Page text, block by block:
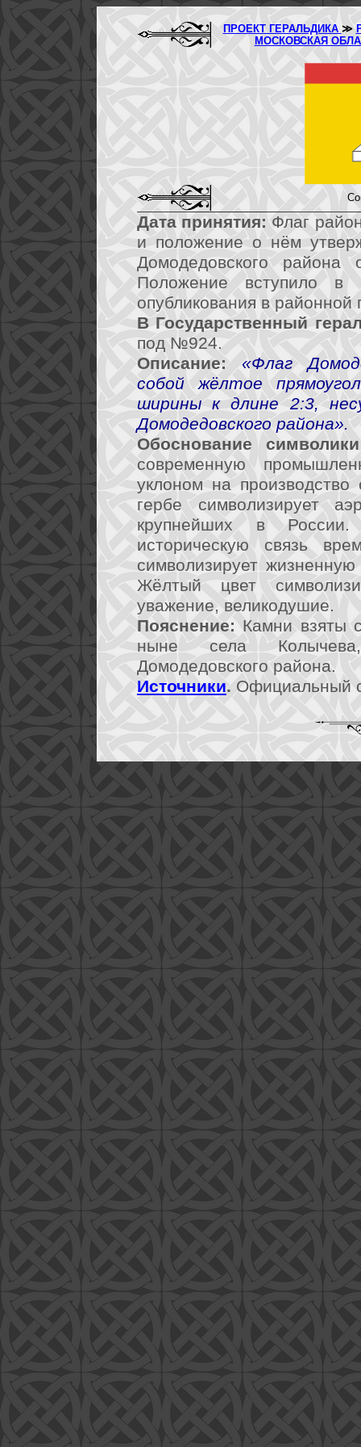
ПРОЕКТ ГЕРАЛЬДИКА ≫
МОСКОВСКАЯ
Дата принятия: Флаг
и положение о нём
Домодедовского
Положение вступило
опубликования в районной
В Государственный
под №924.
Описание:
«Флаг
собой жёлтое
ширины к длине 2:3,
Домодедовского района».
Обоснование
современную
уклоном на
гербе символизирует
крупнейших в
историческую связь
символизирует
Жёлтый цвет
уважение, великодушие.
Пояснение: Камни взяты
ныне села
Домодедовского района.
Источники. Официальный